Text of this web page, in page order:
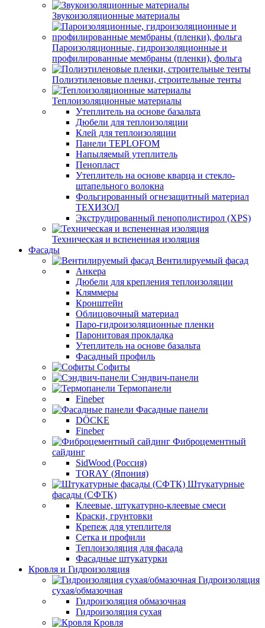
Звукоизоляционные материалы
Пароизоляционные, гидроизоляционные и
профилированные мембраны (пленки), фольга
Полиэтиленовые пленки, строительные тенты
Теплоизоляционные материалы
Утеплитель на основе базальта
Дюбели для теплоизоляции
Клей для теплоизоляции
Панели TEPLOFOM
Напыляемый утеплитель
Пенопласт
Утеплитель на основе кварца и стекло-
штапельного волокна
Фольгированный огнезащитный материал
ТЕХИЗОЛ
Экструдированный пенополистирол (XPS)
Техническая и вспененная изоляция
Фасады
Вентилируемый фасад
Анкера
Дюбели для крепления теплоизоляции
Кляммеры
Кронштейн
Облицовочный материал
Паро-гидроизоляционные пленки
Паронитовая прокладка
Утеплитель на основе базальта
Фасадный профиль
Софиты
Сэндвич-панели
Термопанели
Fineber
Фасадные панели
DÖCKE
Fineber
Фиброцементный
сайдинг
SidWood (Россия)
TORAY (Япония)
Штукатурные
фасады (СФТК)
Клеевые, штукатурно-клеевые смеси
Краски, грунтовки
Крепеж для утеплителя
Сетка и профили
Теплоизоляция для фасада
Фасадные штукатурки
Кровля и Гидроизоляция
Гидроизоляция
сухая/обмазочная
Гидроизоляция обмазочная
Гидроизоляция сухая
Кровля